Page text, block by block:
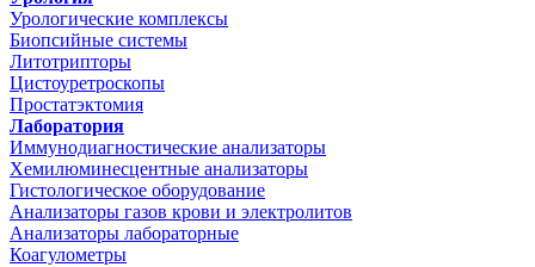
Урологические комплексы
Биопсийные системы
Литотрипторы
Цистоуретроскопы
Простатэктомия
Лаборатория
Иммунодиагностические анализаторы
Хемилюминесцентные анализаторы
Гистологическое оборудование
Анализаторы газов крови и электролитов
Анализаторы лабораторные
Коагулометры